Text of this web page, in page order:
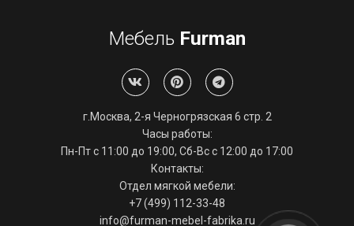
Мебель Furman
г.Москва, 2-я Черногрязская 6 стр. 2
Часы работы:
Пн-Пт с 11:00 до 19:00, Сб-Вс с 12:00 до 17:00
Контакты:
Отдел мягкой мебели:
+7 (499) 112-33-48
info@furman-mebel-fabrika.ru